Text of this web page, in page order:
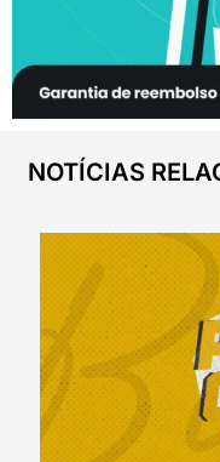
NOTÍCIAS